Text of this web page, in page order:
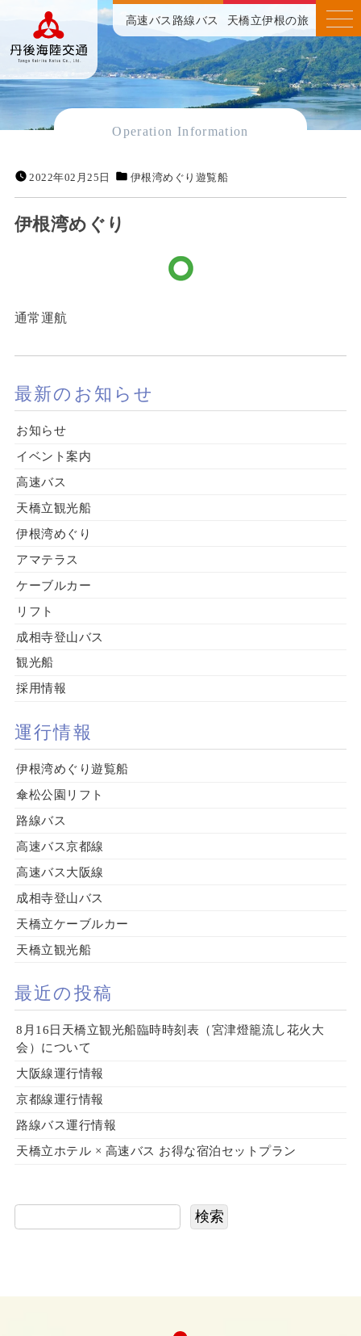
高速バス 路線バス 天橋立伊根の旅
Operation Information
2022年02月25日 伊根湾めぐり遊覧船
伊根湾めぐり
通常運航
最新のお知らせ
お知らせ
イベント案内
高速バス
天橋立観光船
伊根湾めぐり
アマテラス
ケーブルカー
リフト
成相寺登山バス
観光船
採用情報
運行情報
伊根湾めぐり遊覧船
傘松公園リフト
路線バス
高速バス京都線
高速バス大阪線
成相寺登山バス
天橋立ケーブルカー
天橋立観光船
最近の投稿
8月16日天橋立観光船臨時時刻表（宮津燈籠流し花火大
会）について
大阪線運行情報
京都線運行情報
路線バス運行情報
天橋立ホテル × 高速バス お得な宿泊セットプラン
検索